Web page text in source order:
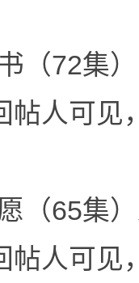
（72集
帖人可见
（65集
帖人可见